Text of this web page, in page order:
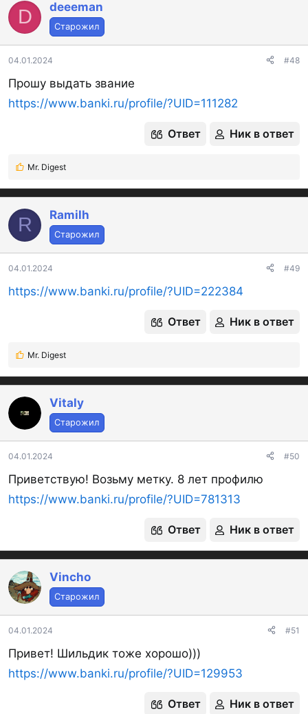
D deeeman
Старожил
04.01.2024 #48
Прошу выдать звание
https://www.banki.ru/profile/?UID=111282
Ответ Ник в ответ
Р
а
к
и
и
Mr. Digest
R Ramilh
Старожил
04.01.2024 #49
https://www.banki.ru/profile/?UID=222384
Ответ Ник в ответ
Р
а
к
и
и
Mr. Digest
Vitaly
Старожил
04.01.2024 #50
Приветствую! Возьму метку. 8 лет профилю
https://www.banki.ru/profile/?UID=781313
Ответ Ник в ответ
Vincho
Старожил
04.01.2024 #51
Привет! Шильдик тоже хорошо)))
https://www.banki.ru/profile/?UID=129953
Ответ Ник в ответ